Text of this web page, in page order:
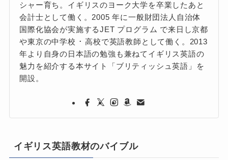
シャー育ち。イギリスのヨーク大学を卒業したあと
会計士として働く。2005 年に一般財団法人自治体
国際化協会が実施するJET プログラム で来日し京都
や東京の中学校 ･ 高校で英語教師として働く。2013
年より自身の日本語の勉強も兼ねてイギリス英語の
魅力を紹介する本サイト「ブリティッシュ英語」を
開設。
イギリス英語教材のバイブル